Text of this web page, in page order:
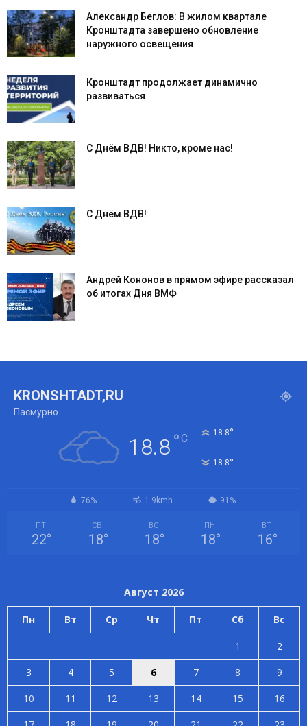
Александр Беглов: В жилом квартале
Кронштадта завершено обновление
наружного освещения
Кронштадт продолжает динамично
развиваться
С Днём ВДВ! Никто, кроме нас!
С Днём ВДВ!
Андрей Кононов в прямом эфире рассказал
об итогах Дня ВМФ
KRONSHTADT,RU
Пасмурно
18.8°C 18.8°
18.8°
76% 1.9kmh 91%
ПТ
22°
СБ
18°
ВС
18°
ПН
18°
ВТ
16°
Август 2026
Пн Вт Ср Чт Пт Сб Вс
1
2
3
4 5 6 7 8
9
10
11 12 13 14 15
16